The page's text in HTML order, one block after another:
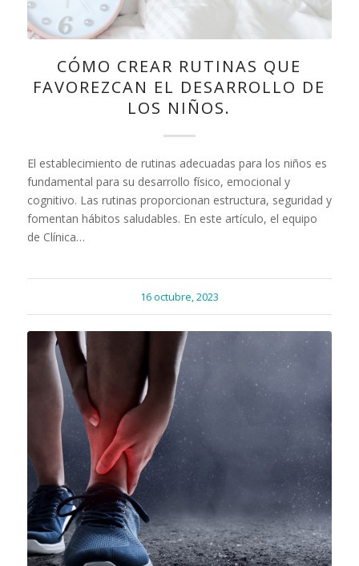
CÓMO CREAR RUTINAS QUE
FAVOREZCAN EL DESARROLLO DE
LOS NIÑOS.
El establecimiento de rutinas adecuadas para los niños es
fundamental para su desarrollo físico, emocional y
cognitivo. Las rutinas proporcionan estructura, seguridad y
fomentan hábitos saludables. En este artículo, el equipo
de Clínica…
16 octubre, 2023